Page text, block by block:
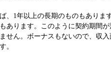
、1年以上の長期のものもありま
あります。このように契約期間
せん。ボーナスもないので、収
。